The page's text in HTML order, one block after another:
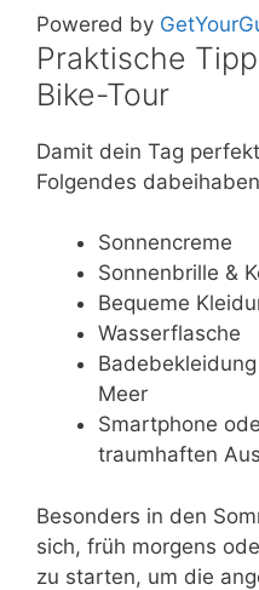
Powered by
Praktische
Bike-Tour
Damit dein Tag
Folgendes
Sonnencreme
Sonnenbrille &
Bequeme
Wasserflasche
Meer
Smartphone
traumhaften
Besonders in den
sich, früh morgens
zu starten, um die